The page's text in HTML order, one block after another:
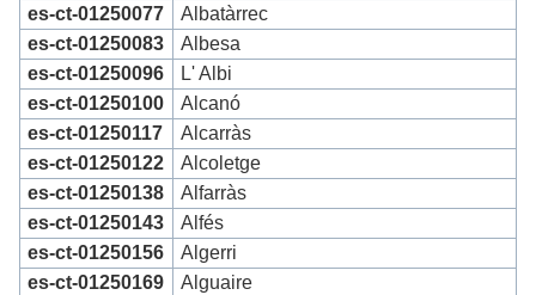
es-ct-01250077
Albatàrrec
es-ct-01250083
Albesa
es-ct-01250096
L' Albi
es-ct-01250100
Alcanó
es-ct-01250117
Alcarràs
es-ct-01250122
Alcoletge
es-ct-01250138
Alfarràs
es-ct-01250143
Alfés
es-ct-01250156
Algerri
es-ct-01250169
Alguaire